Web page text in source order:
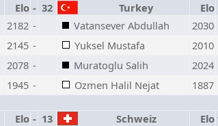
Elo - 32 Turkey Elo
2182 - Vatansever Abdullah 2030
2145 - Yuksel Mustafa 2010
2078 - Muratoglu Salih 2024
1945 - Ozmen Halil Nejat 1887
Elo - 13 Schweiz Elo